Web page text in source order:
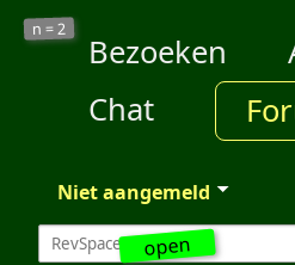
open
n =2
Bezoeken
Chat
Niet aangemeld